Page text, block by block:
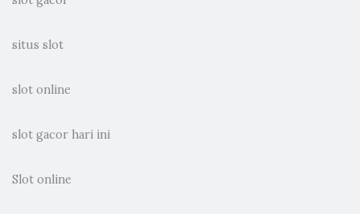
situs slot
slot online
slot gacor hari ini
Slot online